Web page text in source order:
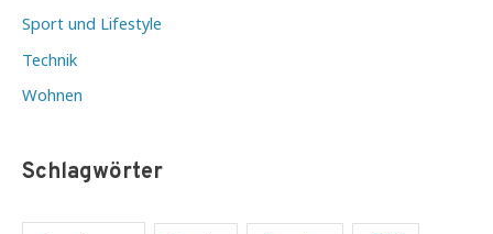
Sport und Lifestyle
Technik
Wohnen
Schlagwörter